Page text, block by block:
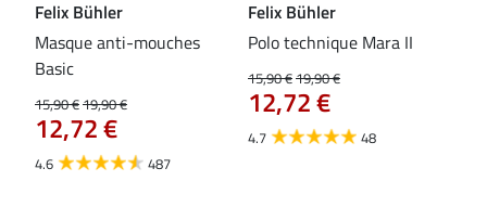
Felix Bühler
Masque anti-mouches
Basic
15,90 €19,90 €
12,72 €
4.6 487
Felix Bühler
Polo technique Mara II
15,90 €19,90 €
12,72 €
4.7 48